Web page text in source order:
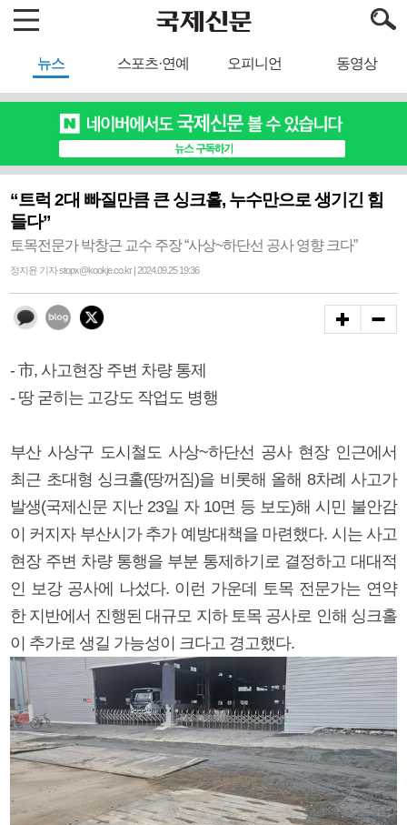
뉴스 스포츠·연예 오피니언 동영상
“트럭 2대 빠질만큼 큰 싱크홀, 누수만으로 생기긴 힘
들다”
토목전문가 박창근 교수 주장 “사상~하단선 공사 영향 크다”
정지윤 기자 stopx@kookje.co.kr | 2024.09.25 19:36
- 市, 사고현장 주변 차량 통제
- 땅 굳히는 고강도 작업도 병행
부산 사상구 도시철도 사상~하단선 공사 현장 인근에서
최근 초대형 싱크홀(땅꺼짐)을 비롯해 올해 8차례 사고가
발생(국제신문 지난 23일 자 10면 등 보도)해 시민 불안감
이 커지자 부산시가 추가 예방대책을 마련했다. 시는 사고
현장 주변 차량 통행을 부분 통제하기로 결정하고 대대적
인 보강 공사에 나섰다. 이런 가운데 토목 전문가는 연약
한 지반에서 진행된 대규모 지하 토목 공사로 인해 싱크홀
이 추가로 생길 가능성이 크다고 경고했다.